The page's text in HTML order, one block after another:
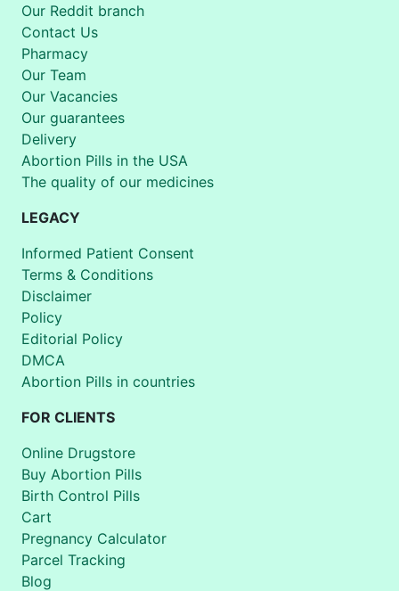
Our Reddit branch
Contact Us
Pharmacy
Our Team
Our Vacancies
Our guarantees
Delivery
Abortion Pills in the USA
The quality of our medicines
LEGACY
Informed Patient Consent
Terms & Conditions
Disclaimer
Policy
Editorial Policy
DMCA
Abortion Pills in countries
FOR CLIENTS
Online Drugstore
Buy Abortion Pills
Birth Control Pills
Cart
Pregnancy Calculator
Parcel Tracking
Blog